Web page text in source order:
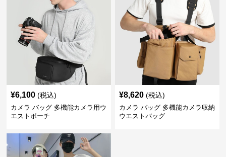
¥6,100 (税込)
カメラ バッグ 多機能カメラ用ウ
エストポーチ
¥8,620 (税込)
カメラ バッグ 多機能カメラ収納
ウエストバッグ